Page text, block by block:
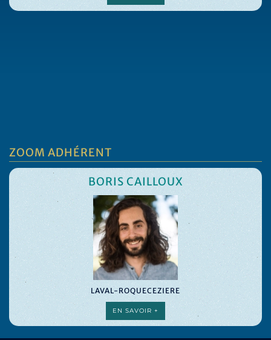
ZOOM ADHÉRENT
BORIS CAILLOUX
LAVAL-ROQUECEZIERE
EN SAVOIR +